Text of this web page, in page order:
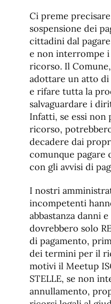
Ci preme
sospensione dei
cittadini dal
e non interrompe
ricorso. Il
adottare un atto di
e rifare tutta la
salvaguardare i
Infatti, se essi non
ricorso,
decadere dai
comunque pagare
con gli avvisi di
I nostri
incompetenti
abbastanza danni
dovrebbero solo
di pagamento,
dei termini per il
motivi il Meetup
STELLE, se non
annullamento,